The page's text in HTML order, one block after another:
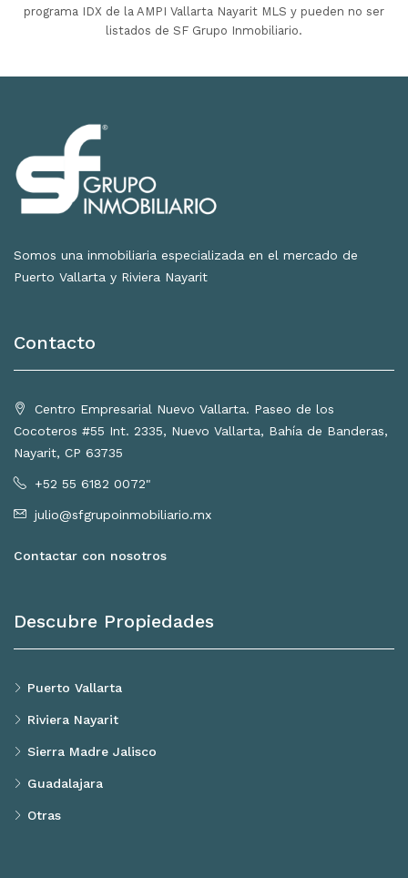
programa IDX de la AMPI Vallarta Nayarit MLS y pueden no ser
listados de SF Grupo Inmobiliario.
Somos una inmobiliaria especializada en el mercado de
Puerto Vallarta y Riviera Nayarit
Contacto
Centro Empresarial Nuevo Vallarta. Paseo de los
Cocoteros #55 Int. 2335, Nuevo Vallarta, Bahía de Banderas,
Nayarit, CP 63735
+52 55 6182 0072"
julio@sfgrupoinmobiliario.mx
Contactar con nosotros
Descubre Propiedades
Puerto Vallarta
Riviera Nayarit
Sierra Madre Jalisco
Guadalajara
Otras